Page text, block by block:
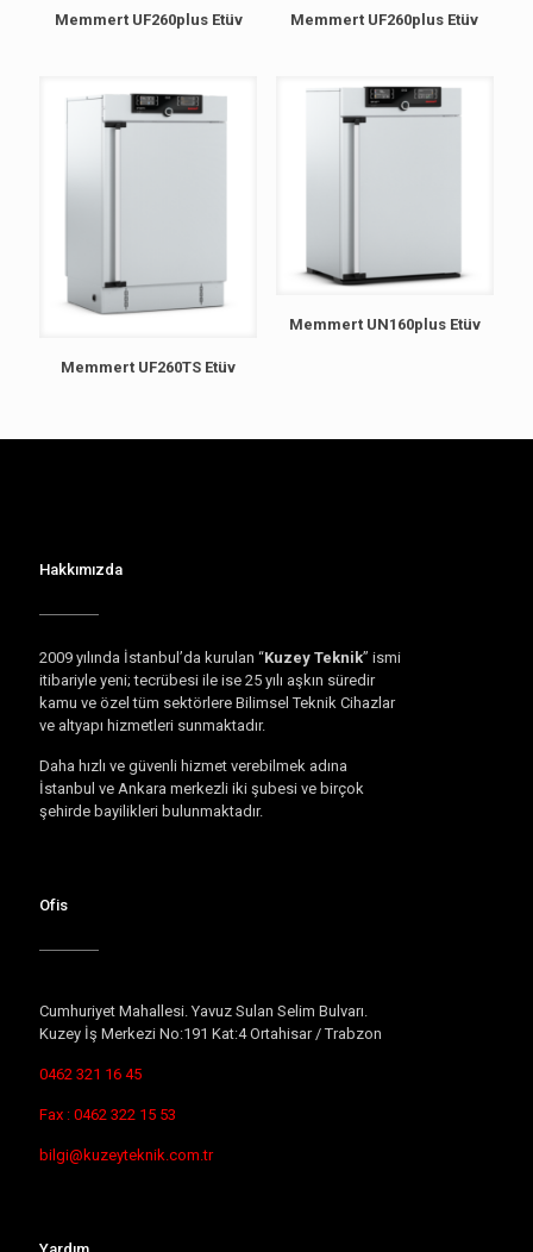
Memmert UF260plus Etüv Memmert UF260plus Etüv
Memmert UF260TS Etüv
Memmert UN160plus Etüv
Hakkımızda
2009 yılında İstanbul’da kurulan “Kuzey Teknik” ismi
itibariyle yeni; tecrübesi ile ise 25 yılı aşkın süredir
kamu ve özel tüm sektörlere Bilimsel Teknik Cihazlar
ve altyapı hizmetleri sunmaktadır.
Daha hızlı ve güvenli hizmet verebilmek adına
İstanbul ve Ankara merkezli iki şubesi ve birçok
şehirde bayilikleri bulunmaktadır.
Ofis
Cumhuriyet Mahallesi. Yavuz Sulan Selim Bulvarı.
Kuzey İş Merkezi No:191 Kat:4 Ortahisar / Trabzon
0462 321 16 45
Fax : 0462 322 15 53
bilgi@kuzeyteknik.com.tr